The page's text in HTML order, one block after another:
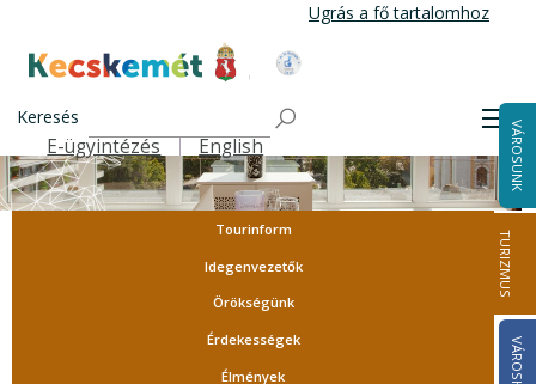
tartalomra
Ugrás a fő tartalomhoz
Kecskemét Város Honlapja
Keresés
Felső navigáció
E-ügyintézés English VÁROSUNK
TURIZMUS
Tourinform
Idegenvezetők
Örökségünk
Érdekességek
Élmények